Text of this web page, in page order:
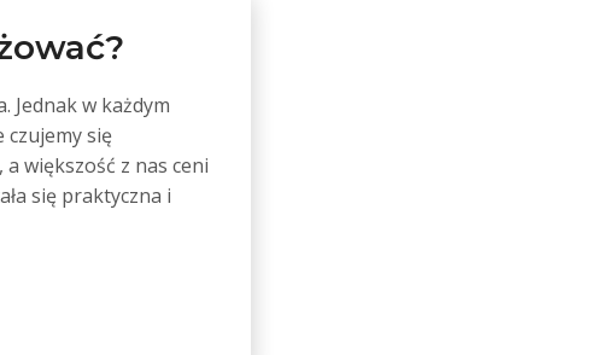
Jednak w każdym
czujemy się
większość z nas ceni
się praktyczna i